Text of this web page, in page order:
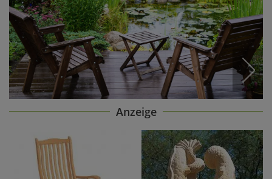
Anzeige